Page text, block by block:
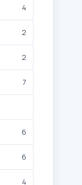
4
2
2
7
6
6
4